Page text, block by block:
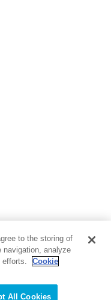
to the storing of
navigation, analyze
efforts.
Cookie
All Cookies